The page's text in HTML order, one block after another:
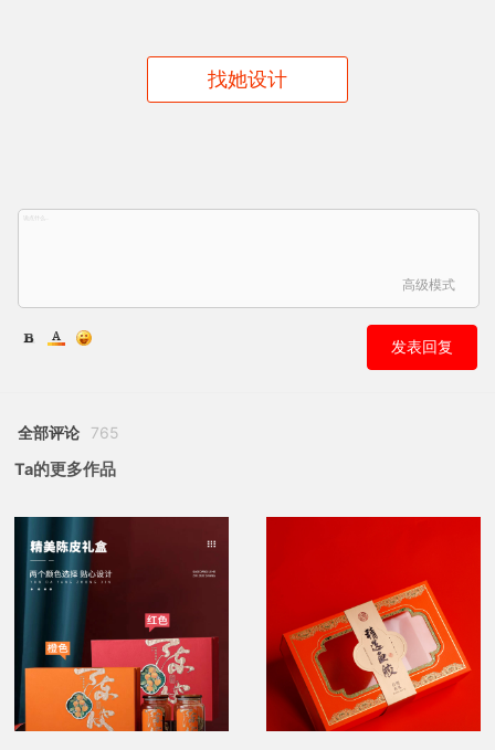
找她设计
高级模式
发表回复
全部评论 765
Ta的更多作品